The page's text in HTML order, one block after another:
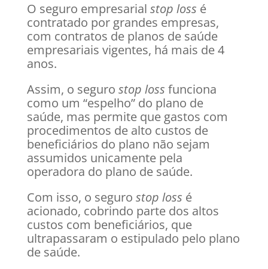
O seguro empresarial stop loss é
contratado por grandes empresas,
com contratos de planos de saúde
empresariais vigentes, há mais de 4
anos.
Assim, o seguro stop loss funciona
como um “espelho” do plano de
saúde, mas permite que gastos com
procedimentos de alto custos de
beneficiários do plano não sejam
assumidos unicamente pela
operadora do plano de saúde.
Com isso, o seguro stop loss é
acionado, cobrindo parte dos altos
custos com beneficiários, que
ultrapassaram o estipulado pelo plano
de saúde.